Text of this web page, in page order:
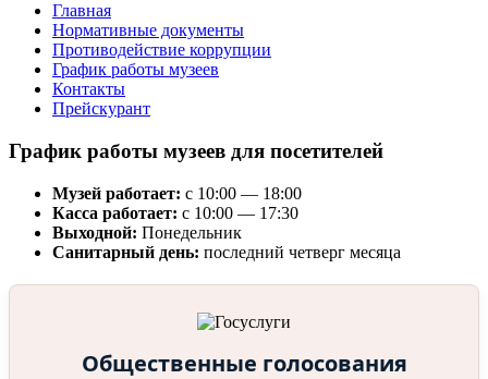
Главная
Нормативные документы
Противодействие коррупции
График работы музеев
Контакты
Прейскурант
График работы музеев для посетителей
Музей работает: с 10:00 — 18:00
Касса работает: с 10:00 — 17:30
Выходной: Понедельник
Санитарный день: последний четверг месяца
Общественные голосования